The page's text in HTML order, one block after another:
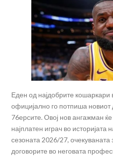
Еден од најдобрите кошаркари
официјално го потпиша
76ерсите. Овој нов ангажман
најплатен играч во историјата
сезоната 2026/27,
договорите во неговата